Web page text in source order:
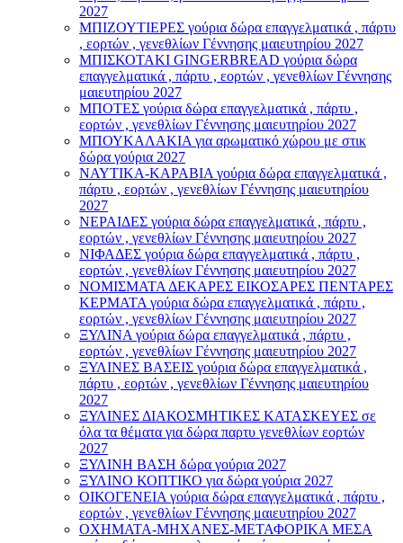
2027
ΜΠΙΖΟΥΤΙΕΡΕΣ γούρια δώρα επαγγελματικά , πάρτυ
, εορτών , γενεθλίων Γέννησης μαιευτηρίου 2027
ΜΠΙΣΚΟΤΑΚΙ GINGERBREAD γούρια δώρα
επαγγελματικά , πάρτυ , εορτών , γενεθλίων Γέννησης
μαιευτηρίου 2027
ΜΠΟΤΕΣ γούρια δώρα επαγγελματικά , πάρτυ ,
εορτών , γενεθλίων Γέννησης μαιευτηρίου 2027
ΜΠΟΥΚΑΛΑΚΙΑ για αρωματικό χώρου με στικ
δώρα γούρια 2027
ΝΑΥΤΙΚΑ-ΚΑΡΑΒΙΑ γούρια δώρα επαγγελματικά ,
πάρτυ , εορτών , γενεθλίων Γέννησης μαιευτηρίου
2027
ΝΕΡΑΙΔΕΣ γούρια δώρα επαγγελματικά , πάρτυ ,
εορτών , γενεθλίων Γέννησης μαιευτηρίου 2027
ΝΙΦΑΔΕΣ γούρια δώρα επαγγελματικά , πάρτυ ,
εορτών , γενεθλίων Γέννησης μαιευτηρίου 2027
ΝΟΜΙΣΜΑΤΑ ΔΕΚΑΡΕΣ ΕΙΚΟΣΑΡΕΣ ΠΕΝΤΑΡΕΣ
ΚΕΡΜΑΤΑ γούρια δώρα επαγγελματικά , πάρτυ ,
εορτών , γενεθλίων Γέννησης μαιευτηρίου 2027
ΞΥΛΙΝΑ γούρια δώρα επαγγελματικά , πάρτυ ,
εορτών , γενεθλίων Γέννησης μαιευτηρίου 2027
ΞΥΛΙΝΕΣ ΒΑΣΕΙΣ γούρια δώρα επαγγελματικά ,
πάρτυ , εορτών , γενεθλίων Γέννησης μαιευτηρίου
2027
ΞΥΛΙΝΕΣ ΔΙΑΚΟΣΜΗΤΙΚΕΣ ΚΑΤΑΣΚΕΥΕΣ σε
όλα τα θέματα για δώρα παρτυ γενεθλίων εορτών
2027
ΞΥΛΙΝΗ ΒΑΣΗ δώρα γούρια 2027
ΞΥΛΙΝΟ ΚΟΠΤΙΚΟ για δώρα γούρια 2027
ΟΙΚΟΓΕΝΕΙΑ γούρια δώρα επαγγελματικά , πάρτυ ,
εορτών , γενεθλίων Γέννησης μαιευτηρίου 2027
ΟΧΗΜΑΤΑ-ΜΗΧΑΝΕΣ-ΜΕΤΑΦΟΡΙΚΑ ΜΕΣΑ